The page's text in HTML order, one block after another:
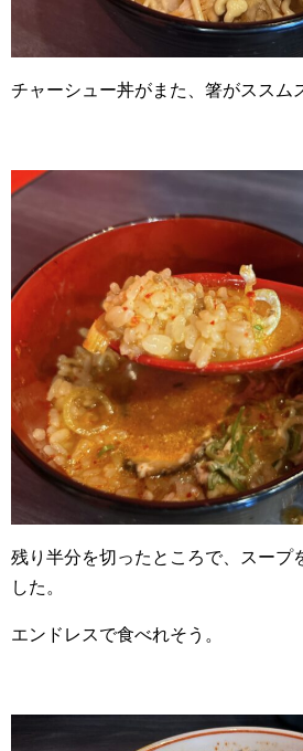
チャーシュー丼がまた、箸がススム
残り半分を切ったところで、スープ
した。
エンドレスで食べれそう。